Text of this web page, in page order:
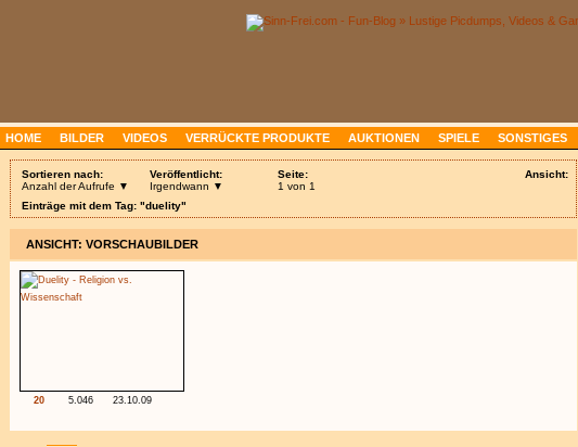
HOME BILDER VIDEOS VERRÜCKTE PRODUKTE AUKTIONEN SPIELE SONSTIGES
Ansicht:
Sortieren nach:
Anzahl der Aufrufe ▼
Veröffentlicht:
Irgendwann ▼
Seite:
1 von 1
Einträge mit dem Tag: "duelity"
ANSICHT: VORSCHAUBILDER
20 5.046 23.10.09